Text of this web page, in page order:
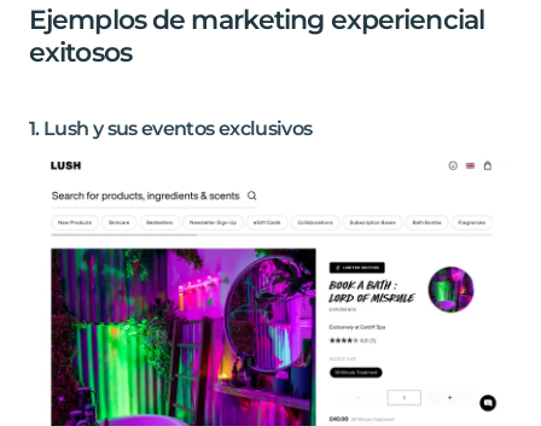
Ejemplos de marketing experiencial
exitosos
1. Lush y sus eventos exclusivos